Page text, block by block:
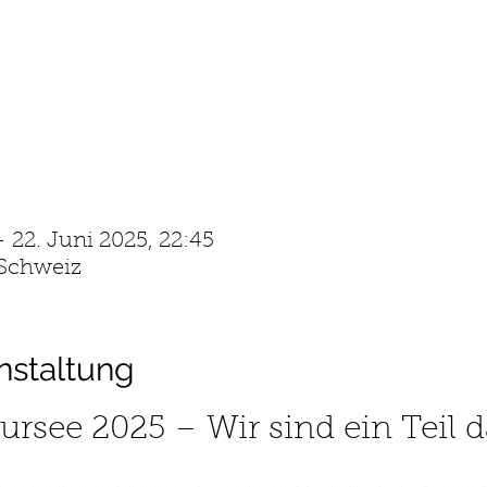
22. Juni 2025, 22:45
2025 – Wir sind ein Teil